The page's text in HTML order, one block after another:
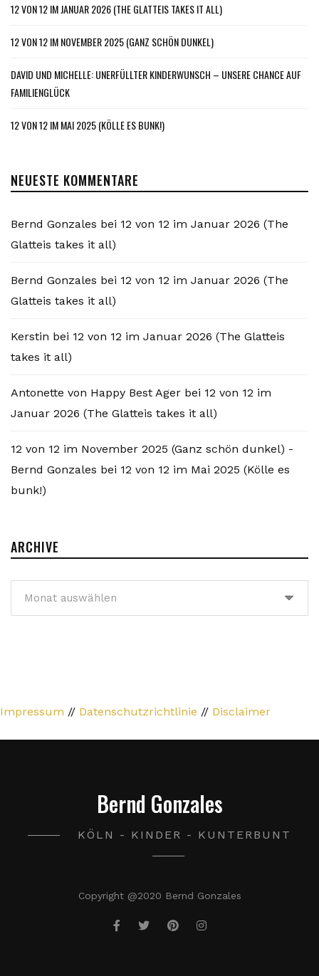
12 VON 12 IM JANUAR 2026 (THE GLATTEIS TAKES IT ALL)
12 VON 12 IM NOVEMBER 2025 (GANZ SCHÖN DUNKEL)
DAVID UND MICHELLE: UNERFÜLLTER KINDERWUNSCH – UNSERE CHANCE AUF
FAMILIENGLÜCK
12 VON 12 IM MAI 2025 (KÖLLE ES BUNK!)
NEUESTE KOMMENTARE
Bernd Gonzales bei 12 von 12 im Januar 2026 (The
Glatteis takes it all)
Bernd Gonzales bei 12 von 12 im Januar 2026 (The
Glatteis takes it all)
Kerstin bei 12 von 12 im Januar 2026 (The Glatteis
takes it all)
Antonette von Happy Best Ager bei 12 von 12 im
Januar 2026 (The Glatteis takes it all)
12 von 12 im November 2025 (Ganz schön dunkel) -
Bernd Gonzales bei 12 von 12 im Mai 2025 (Kölle es
bunk!)
ARCHIVE
Impressum // Datenschutzrichtlinie // Disclaimer
Bernd Gonzales
KÖLN - KINDER - KUNTERBUNT
Copyright @2020 Bernd Gonzales